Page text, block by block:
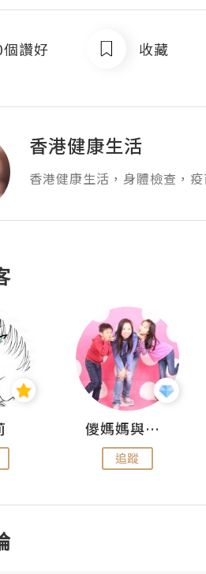
個讚好 收藏
香港健康生活
香港健康生活，身體檢查，
儍媽媽與兩隻小魔怪之家
追蹤